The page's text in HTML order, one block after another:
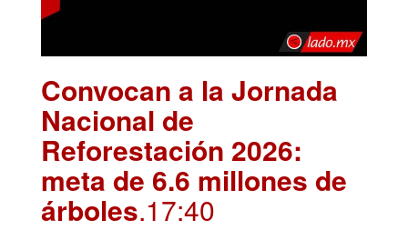
Convocan a la Jornada
Nacional de
Reforestación 2026:
meta de 6.6 millones de
árboles.17:40